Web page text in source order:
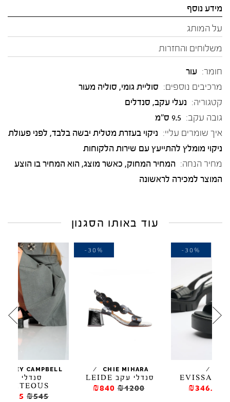
מידע נוסף
על המותג
משלוחים והחזרות
חומר: עור
מרכיבים נוספים: סוליית גומי, סוליה מעור
קטגוריה: נעלי עקב, סנדלים
גובה עקב: 9.5 ס"מ
איך שומרים עליי: ניקוי בעזרת מטלית יבשה בלבד, לפני פעולת
ניקוי מומלץ להתייעץ עם שירות הלקוחות
מחיר הנחה: המחיר המחוק, כאשר מוצג, הוא המחיר בו הוצע
המוצר למכירה לראשונה
עוד באותו הסגנון
CHIE MIHARA
/
סנדלי עקב LEIDE
₪840
JEFFREY CAMPBELL
/
סנדלי עקב
RIGHTEOUS
₪490.5
-10%